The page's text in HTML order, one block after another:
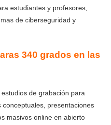
estudiantes y profesores,
de ciberseguridad y
340 grados en las
de grabación para
presentaciones
masivos online en abierto